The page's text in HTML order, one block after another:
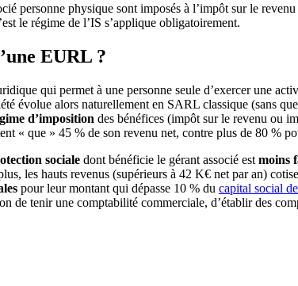
personne physique sont imposés à l’impôt sur le
le régime de l’IS s’applique obligatoirement.
EURL ?
qui permet à une personne seule d’exercer une
évolue alors naturellement en SARL classique (sans
d’imposition des bénéfices (impôt sur le revenu ou
« que » 45 % de son revenu net, contre plus de 80 %
sociale dont bénéficie le gérant associé est moins
les hauts revenus (supérieurs à 42 K€ net par an)
pour leur montant qui dépasse 10 % du capital social
de tenir une comptabilité commerciale, d’établir des